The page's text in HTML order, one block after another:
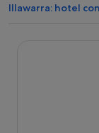
Illawarra: hotel